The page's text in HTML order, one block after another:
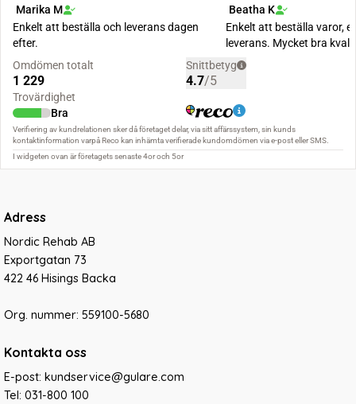
Adress
Nordic Rehab AB
Exportgatan 73
422 46 Hisings Backa
Org. nummer: 559100-5680
Kontakta oss
E-post: kundservice@gulare.com
Tel: 031-800 100